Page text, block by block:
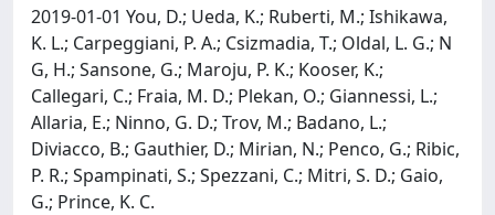
2019-01-01 You, D.; Ueda, K.; Ruberti, M.; Ishikawa,
K. L.; Carpeggiani, P. A.; Csizmadia, T.; Oldal, L. G.; N
G, H.; Sansone, G.; Maroju, P. K.; Kooser, K.;
Callegari, C.; Fraia, M. D.; Plekan, O.; Giannessi, L.;
Allaria, E.; Ninno, G. D.; Trov, M.; Badano, L.;
Diviacco, B.; Gauthier, D.; Mirian, N.; Penco, G.; Ribic,
P. R.; Spampinati, S.; Spezzani, C.; Mitri, S. D.; Gaio,
G.; Prince, K. C.